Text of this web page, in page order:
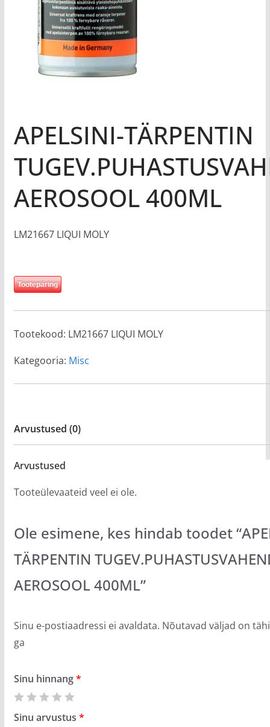
APELSINI-TÄRPENTIN
AEROSOOL 400ML
LM21667 LIQUI MOLY
Tootepäring
Tootekood: LM21667 LIQUI MOLY
Kategooria: Misc
Arvustused (0)
Arvustused
Tooteülevaateid veel ei ole.
Ole esimene, kes hindab toodet
TÄRPENTIN
AEROSOOL 400ML”
Sinu e-postiaadressi ei avaldata. Nõutavad väljad on
ga
Sinu hinnang*
Sinu arvustus *